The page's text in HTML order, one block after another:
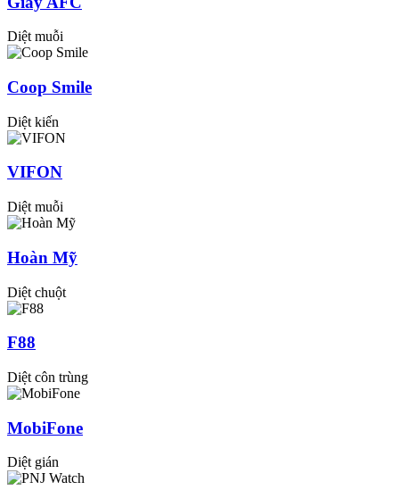
Diệt muỗi
Coop Smile
Diệt kiến
VIFON
Diệt muỗi
Hoàn Mỹ
Diệt chuột
F88
Diệt côn trùng
MobiFone
Diệt gián